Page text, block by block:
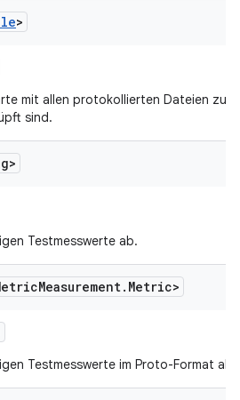
>
mit allen protokollierten Dateien
sind.
Testmesswerte ab.
Measurement. Metric>
Testmesswerte im Proto-Format ab.